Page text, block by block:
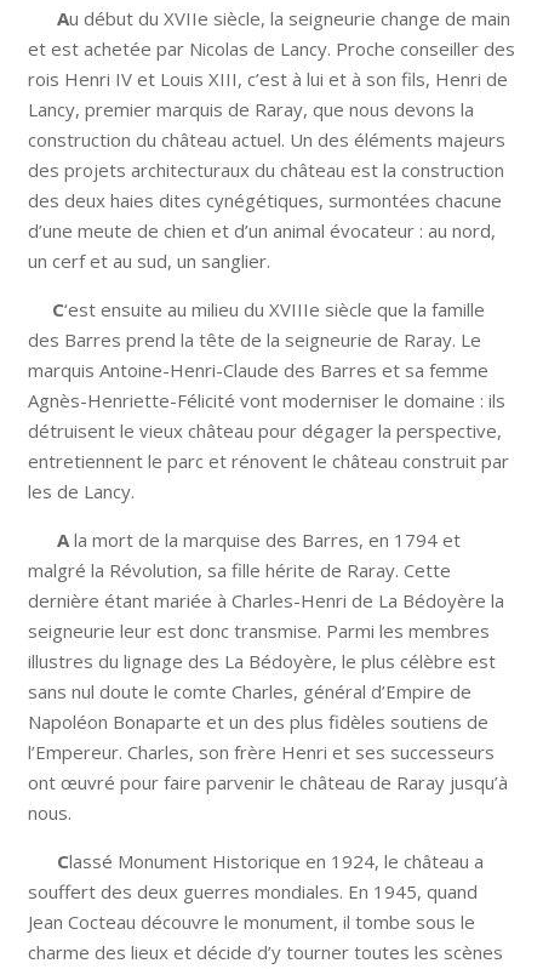
Au début du XVIIe siècle, la seigneurie change de main
et est achetée par Nicolas de Lancy. Proche conseiller des
rois Henri IV et Louis XIII, c’est à lui et à son fils, Henri de
Lancy, premier marquis de Raray, que nous devons la
construction du château actuel. Un des éléments majeurs
des projets architecturaux du château est la construction
des deux haies dites cynégétiques, surmontées chacune
d’une meute de chien et d’un animal évocateur : au nord,
un cerf et au sud, un sanglier.
C‘est ensuite au milieu du XVIIIe siècle que la famille
des Barres prend la tête de la seigneurie de Raray. Le
marquis Antoine-Henri-Claude des Barres et sa femme
Agnès-Henriette-Félicité vont moderniser le domaine : ils
détruisent le vieux château pour dégager la perspective,
entretiennent le parc et rénovent le château construit par
les de Lancy.
Ala mort de la marquise des Barres, en 1794 et
malgré la Révolution, sa fille hérite de Raray. Cette
dernière étant mariée à Charles-Henri de La Bédoyère la
seigneurie leur est donc transmise. Parmi les membres
illustres du lignage des La Bédoyère, le plus célèbre est
sans nul doute le comte Charles, général d’Empire de
Napoléon Bonaparte et un des plus fidèles soutiens de
l’Empereur. Charles, son frère Henri et ses successeurs
ont œuvré pour faire parvenir le château de Raray jusqu’à
nous.
Classé Monument Historique en 1924, le château a
souffert des deux guerres mondiales. En 1945, quand
Jean Cocteau découvre le monument, il tombe sous le
charme des lieux et décide d’y tourner toutes les scènes